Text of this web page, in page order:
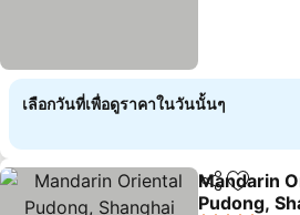
เลือกวันที่เพื่อดูราคาในวันนั้นๆ
แชร์ เพิ่มในร
Mandarin
Pudong,